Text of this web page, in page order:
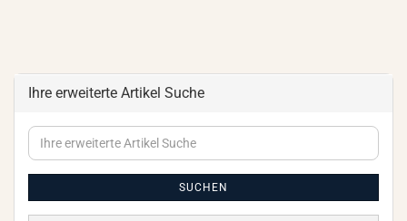
Ihre erweiterte Artikel Suche
Ihre
erweiterte
SUCHEN